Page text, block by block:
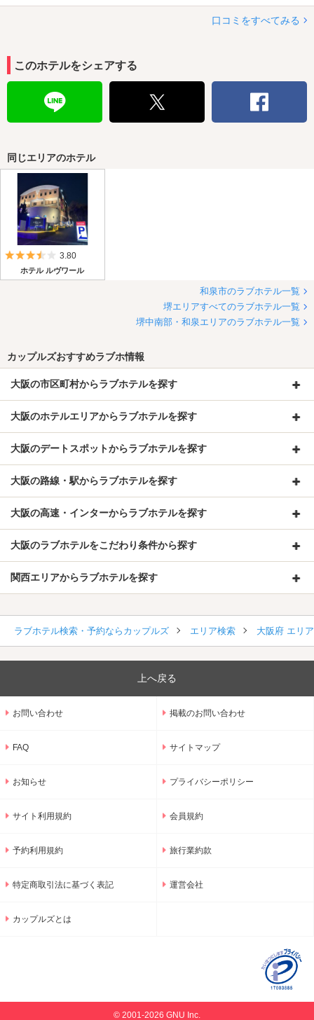
口コミをすべてみる
このホテルをシェアする
同じエリアのホテル
5つ星のうち3.5
3.80
ホテル ルヴワール
和泉市のラブホテル一覧
堺エリアすべてのラブホテル一覧
堺中南部・和泉エリアのラブホテル一覧
カップルズおすすめラブホ情報
大阪の市区町村からラブホテルを探す
大阪のホテルエリアからラブホテルを探す
大阪のデートスポットからラブホテルを探す
大阪の路線・駅からラブホテルを探す
大阪の高速・インターからラブホテルを探す
大阪のラブホテルをこだわり条件から探す
関西エリアからラブホテルを探す
ラブホテル検索・予約ならカップルズ エリア検索 大阪府 エリ
上へ戻る
お問い合わせ 掲載のお問い合わせ
FAQ サイトマップ
お知らせ プライバシーポリシー
サイト利用規約 会員規約
予約利用規約 旅行業約款
特定商取引法に基づく表記 運営会社
カップルズとは
© 2001-2026 GNU Inc.